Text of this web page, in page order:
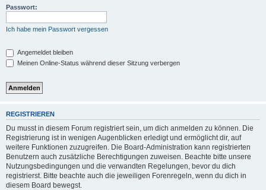
Passwort:
Ich habe mein Passwort vergessen
Angemeldet bleiben
Meinen Online-Status während dieser Sitzung verbergen
REGISTRIEREN
Du musst in diesem Forum registriert sein, um dich anmelden zu können. Die
Registrierung ist in wenigen Augenblicken erledigt und ermöglicht dir, auf
weitere Funktionen zuzugreifen. Die Board-Administration kann registrierten
Benutzern auch zusätzliche Berechtigungen zuweisen. Beachte bitte unsere
Nutzungsbedingungen und die verwandten Regelungen, bevor du dich
registrierst. Bitte beachte auch die jeweiligen Forenregeln, wenn du dich in
diesem Board bewegst.